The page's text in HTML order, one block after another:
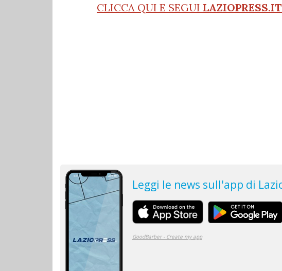
CLICCA QUI E SEGUI LAZIOPRESS.IT